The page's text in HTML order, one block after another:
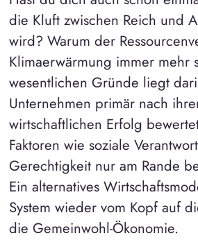
die Kluft zwischen Reich und
wird? Warum der
Klimaerwärmung immer mehr
wesentlichen Gründe liegt
Unternehmen primär nach
wirtschaftlichen Erfolg
Faktoren wie soziale
Gerechtigkeit nur am Rande
Ein alternatives
System wieder vom Kopf auf
die Gemeinwohl-Ökonomie.